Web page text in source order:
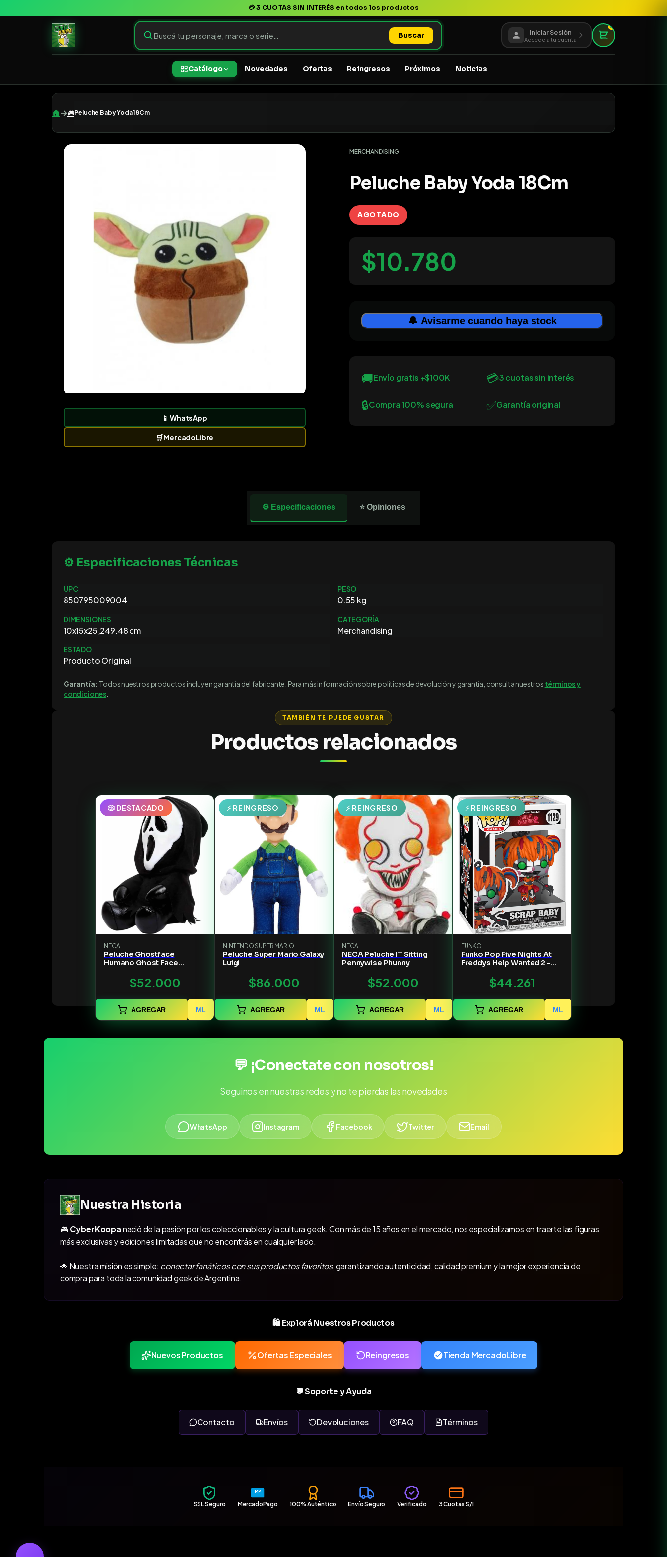
💳3 CUOTAS SIN INTERÉS en todos los productos
Buscar Iniciar Sesión
Accede a tu cuenta
0
Catálogo Novedades Ofertas Reingresos Próximos Noticias
🏠 →🎮Peluche Baby Yoda 18Cm
📱WhatsApp
🛒MercadoLibre
MERCHANDISING
Peluche Baby Yoda 18Cm
AGOTADO
$10.780
🔔 Avisarme cuando haya stock
🚚Envío gratis +$100K 💳3 cuotas sin interés
🔒Compra 100% segura ✅Garantía original
⚙️ Especificaciones ⭐ Opiniones
⚙️ Especificaciones Técnicas
UPC
850795009004
PESO
0.55 kg
DIMENSIONES
10x15x25,249.48 cm
CATEGORÍA
Merchandising
ESTADO
Producto Original
Garantía: Todos nuestros productos incluyen garantía del fabricante. Para más información sobre políticas de devolución y garantía, consulta nuestros términos y
condiciones
TAMBIÉN TE PUEDE GUSTAR
Productos relacionados
🎲 DESTACADO
NECA
Peluche Ghostface
Humano Ghost Face
tamaño pequeño
$52.000
AGREGAR ML
⚡ REINGRESO
NINTENDO SUPER MARIO
Peluche Super Mario Galaxy
Luigi
$86.000
AGREGAR ML
⚡ REINGRESO
NECA
NECA Peluche IT Sitting
Pennywise Phunny
$52.000
AGREGAR ML
⚡ REINGRESO
FUNKO
Funko Pop Five Nights At
Freddys Help Wanted 2 -
$44.261
AGREGAR ML
💬 ¡Conectate con nosotros!
Seguinos en nuestras redes y no te pierdas las novedades
WhatsApp Instagram Facebook Twitter Email
Nuestra Historia
🎮CyberKoopanació de la pasión por los coleccionables y la cultura geek. Con más de 15 años en el mercado, nos especializamos en traerte las figuras
más exclusivas y ediciones limitadas que no encontrás en cualquier lado.
🌟 Nuestra misión es simple: conectar fanáticos con sus productos favoritos, garantizando autenticidad, calidad premium y la mejor experiencia de
compra para toda la comunidad geek de Argentina.
🛍️ Explorá Nuestros Productos
Nuevos Productos Ofertas Especiales Reingresos Tienda MercadoLibre
💬 Soporte y Ayuda
Contacto Envíos Devoluciones FAQ Términos
SSL Seguro
MP
MercadoPago 100% Auténtico Envío Seguro Verificado 3 Cuotas S/I